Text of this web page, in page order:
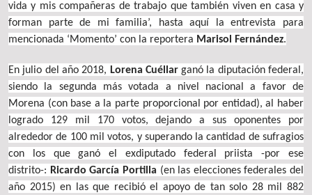
vida y mis compañeras de trabajo que también viven en casa y
forman parte de mi familia’, hasta aquí la entrevista para
mencionada ‘Momento’ con la reportera Marisol Fernández.
En julio del año 2018, Lorena Cuéllarganó la diputación federal,
siendo la segunda más votada a nivel nacional a favor de
Morena (con base a la parte proporcional por entidad), al haber
logrado 129 mil 170 votos, dejando a sus oponentes por
alrededor de 100 mil votos, y superando la cantidad de sufragios
con los que ganó el exdiputado federal priista -por ese
distrito-: Ricardo García Portilla (en las elecciones federales del
año 2015) en las que recibió el apoyo de tan solo 28 mil 882